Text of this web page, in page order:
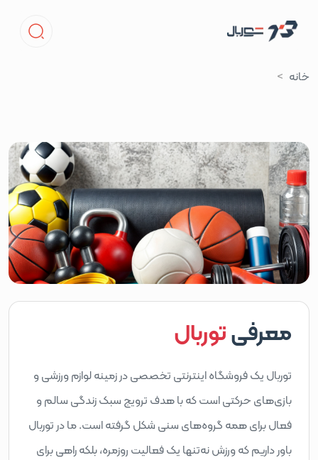
خانه
معرفیتوربال
توربال یک فروشگاه اینترنتی تخصصی در زمینه لوازم ورزشی و
بازی‌های حرکتی است که با هدف ترویج سبک زندگی سالم و
فعال برای همه گروه‌های سنی شکل گرفته است. ما در توربال
باور داریم که ورزش نه‌تنها یک فعالیت روزمره، بلکه راهی برای